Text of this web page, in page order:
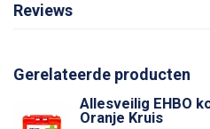
Reviews
Gerelateerde producten
Allesveilig EHBO
Oranje Kruis